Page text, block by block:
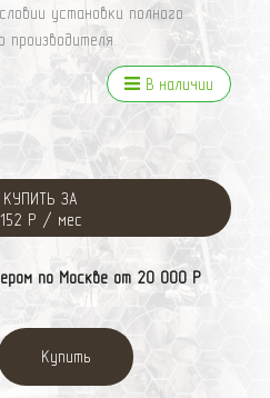
установки полного
производителя.
В наличии
КУПИТЬ ЗА
152 Р / мес
по Москве от 20 000 Р
Купить